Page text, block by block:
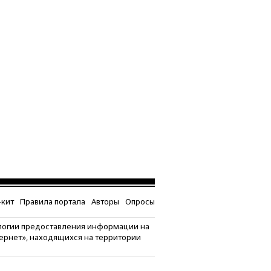
Правила портала Авторы Опросы
предоставления информации на
находящихся на территории